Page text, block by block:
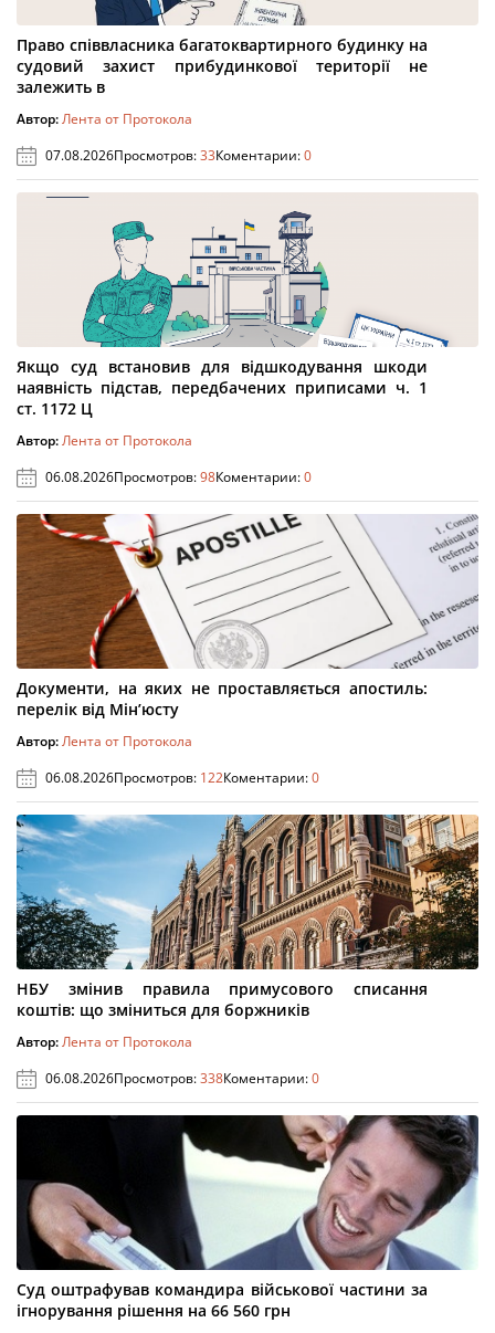
Право співвласника багатоквартирного будинку на
судовий захист прибудинкової території не
залежить в
Автор:Лента от Протокола
07.08.2026Просмотров:33Коментарии:0
Якщо суд встановив для відшкодування шкоди
наявність підстав, передбачених приписами ч. 1
ст. 1172 Ц
Автор:Лента от Протокола
06.08.2026Просмотров:98Коментарии:0
Документи, на яких не проставляється апостиль:
перелік від Мін’юсту
Автор:Лента от Протокола
06.08.2026Просмотров: 122Коментарии:0
НБУ змінив правила примусового списання
коштів: що зміниться для боржників
Автор:Лента от Протокола
06.08.2026Просмотров:338Коментарии:0
Суд оштрафував командира військової частини за
ігнорування рішення на 66 560 грн